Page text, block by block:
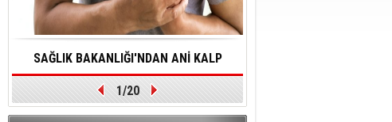
SAĞLIK BAKANLIĞI'NDAN ANİ KALP
DURMALARINA HIZLI MÜDAHALE
1/20